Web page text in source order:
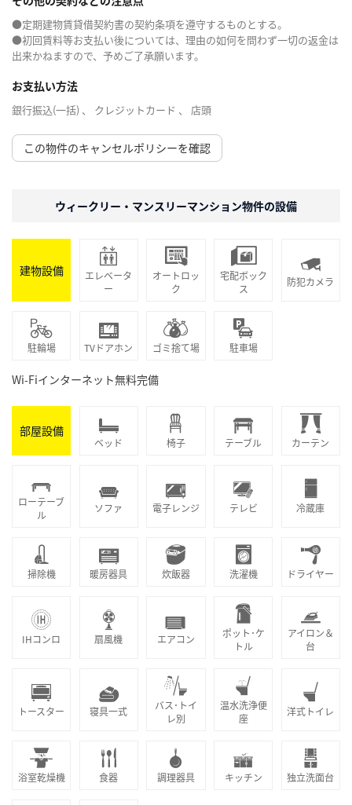
●定期建物賃貸借契約書の契約条項を遵守するものとする。
●初回賃料等お支払い後については、理由の如何を問わず一切の返金は
出来かねますので、予めご了承願います。
お支払い方法
銀行振込(一括) 、 クレジットカード 、 店頭
この物件のキャンセルポリシーを確認
ウィークリー・マンスリーマンション物件の設備
建物設備
エレベータ
ー
オートロッ
ク
宅配ボック
ス
防犯カメラ
駐輪場 TVドアホン ゴミ捨て場 駐車場
Wi-Fiインターネット無料完備
部屋設備
ベッド 椅子 テーブル カーテン
ローテーブ
ル
ソファ 電子レンジ テレビ 冷蔵庫
掃除機 暖房器具 炊飯器 洗濯機 ドライヤー
IHコンロ 扇風機 エアコン
ポット･ケ
トル
アイロン＆
台
トースター 寝具一式
バス･トイ
レ別
温水洗浄便
座
洋式トイレ
浴室乾燥機 食器 調理器具 キッチン 独立洗面台